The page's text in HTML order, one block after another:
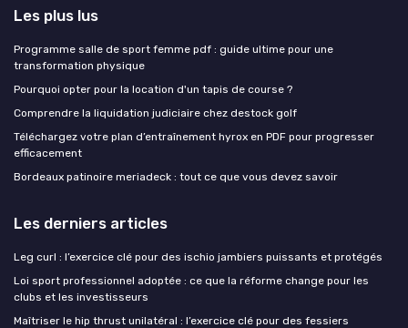
Les plus lus
Programme salle de sport femme pdf : guide ultime pour une
transformation physique
Pourquoi opter pour la location d'un tapis de course ?
Comprendre la liquidation judiciaire chez destock golf
Téléchargez votre plan d’entraînement hyrox en PDF pour progresser
efficacement
Bordeaux patinoire meriadeck : tout ce que vous devez savoir
Les derniers articles
Leg curl : l’exercice clé pour des ischio jambiers puissants et protégés
Loi sport professionnel adoptée : ce que la réforme change pour les
clubs et les investisseurs
Maîtriser le hip thrust unilatéral : l’exercice clé pour des fessiers